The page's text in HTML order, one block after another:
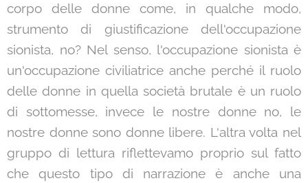
corpo delle donne come, in qualche modo,
strumento di giustificazione dell'occupazione
sionista, no? Nel senso, l'occupazione sionista è
un'occupazione civiliatrice anche perché il ruolo
delle donne in quella società brutale è un ruolo
di sottomesse, invece le nostre donne no, le
nostre donne sono donne libere. L'altra volta nel
gruppo di lettura riflettevamo proprio sul fatto
che questo tipo di narrazione è anche una